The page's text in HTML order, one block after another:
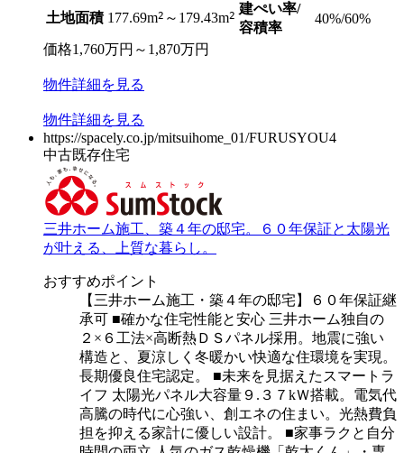
土地面積 177.69m2 ～179.43m2 建ぺい率/
容積率
40%/60%
価格1,760万円 ～ 1,870万円
物件詳細を見る
物件詳細を見る
https://spacely.co.jp/mitsuihome_01/FURUSYOU4
中古既存住宅
三井ホーム施工、築４年の邸宅。６０年保証と太陽光
が叶える、上質な暮らし。
おすすめポイント
【三井ホーム施工・築４年の邸宅】６０年保証継
承可 ■確かな住宅性能と安心 三井ホーム独自の
２×６工法×高断熱ＤＳパネル採用。地震に強い
構造と、夏涼しく冬暖かい快適な住環境を実現。
長期優良住宅認定。 ■未来を見据えたスマートラ
イフ 太陽光パネル大容量９.３７kＷ搭載。電気代
高騰の時代に心強い、創エネの住まい。光熱費負
担を抑える家計に優しい設計。 ■家事ラクと自分